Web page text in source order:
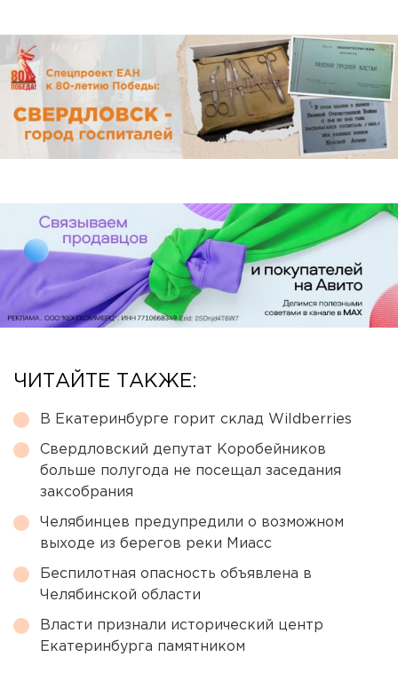
ЧИТАЙТЕ ТАКЖЕ:
В Екатеринбурге горит склад Wildberries
Свердловский депутат Коробейников
больше полугода не посещал заседания
заксобрания
Челябинцев предупредили о возможном
выходе из берегов реки Миасс
Беспилотная опасность объявлена в
Челябинской области
Власти признали исторический центр
Екатеринбурга памятником